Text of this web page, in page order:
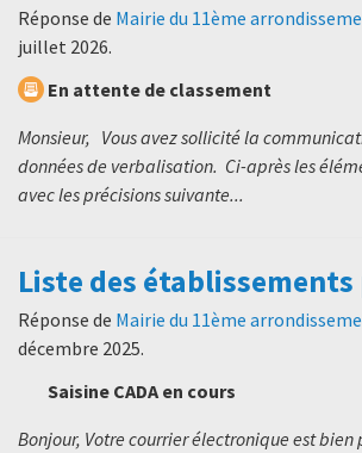
Réponse de Mairie du 11ème
juillet 2026.
En attente de classement
Monsieur, Vous avez sollicité la
données de verbalisation. Ci-après les
avec les précisions suivante...
Liste des
Réponse de Mairie du 11ème
décembre 2025.
Saisine CADA en cours
Bonjour, Votre courrier électronique est bien